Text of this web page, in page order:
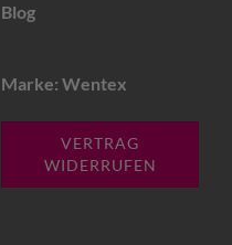
Blog
Marke: Wentex
VERTRAG
WIDERRUFEN